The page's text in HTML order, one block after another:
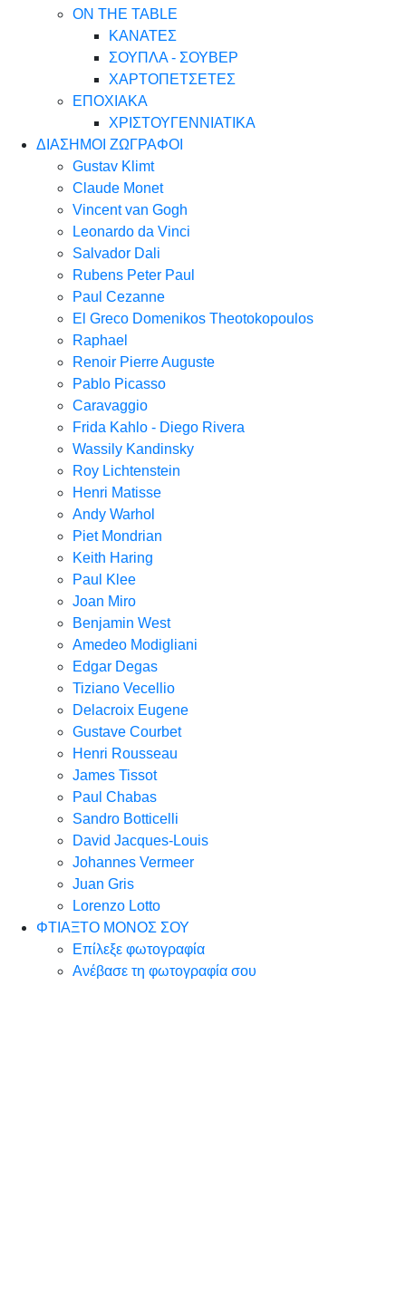
ON THE TABLE
ΚΑΝΑΤΕΣ
ΣΟΥΠΛΑ - ΣΟΥΒΕΡ
ΧΑΡΤΟΠΕΤΣΕΤΕΣ
ΕΠΟΧΙΑΚΑ
ΧΡΙΣΤΟΥΓΕΝΝΙΑΤΙΚΑ
ΔΙΑΣΗΜΟΙ ΖΩΓΡΑΦΟΙ
Gustav Klimt
Claude Monet
Vincent van Gogh
Leonardo da Vinci
Salvador Dali
Rubens Peter Paul
Paul Cezanne
El Greco Domenikos Theotokopoulos
Raphael
Renoir Pierre Auguste
Pablo Picasso
Caravaggio
Frida Kahlo - Diego Rivera
Wassily Kandinsky
Roy Lichtenstein
Henri Matisse
Andy Warhol
Piet Mondrian
Keith Haring
Paul Klee
Joan Miro
Benjamin West
Amedeo Modigliani
Edgar Degas
Tiziano Vecellio
Delacroix Eugene
Gustave Courbet
Henri Rousseau
James Tissot
Paul Chabas
Sandro Botticelli
David Jacques-Louis
Johannes Vermeer
Juan Gris
Lorenzo Lotto
ΦΤΙΑΞΤΟ ΜΟΝΟΣ ΣΟΥ
Επίλεξε φωτογραφία
Ανέβασε τη φωτογραφία σου